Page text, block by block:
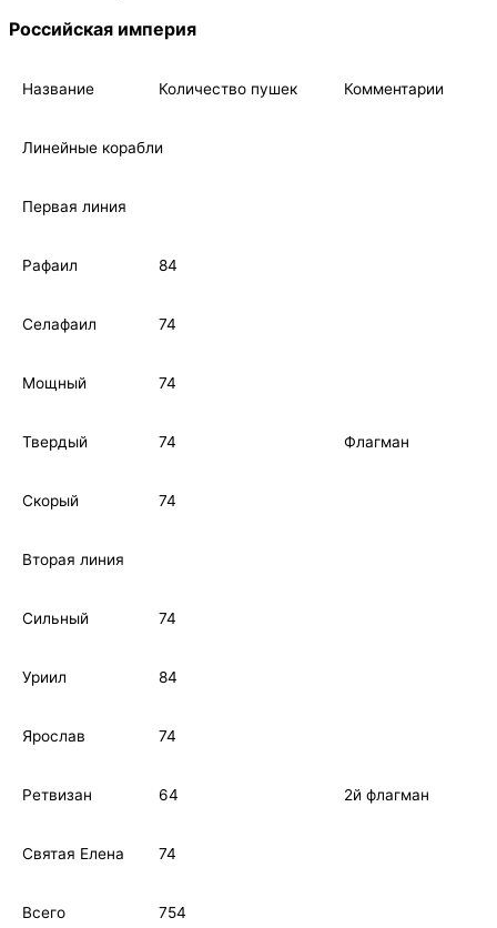
Российская империя
Название Количество пушек Комментарии
Линейные корабли
Первая линия
Рафаил 84
Селафаил 74
Мощный 74
Твердый 74 Флагман
Скорый 74
Вторая линия
Сильный 74
Уриил 84
Ярослав 74
Ретвизан 64 2й флагман
Святая Елена 74
Всего 754